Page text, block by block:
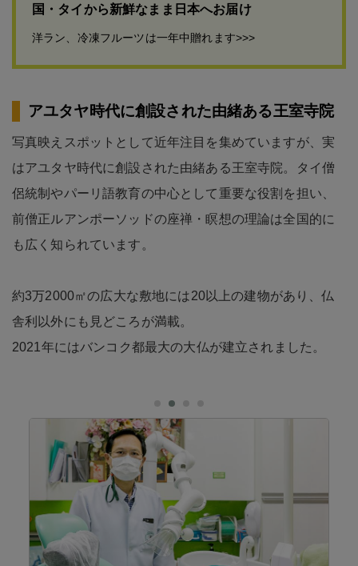
国・タイから新鮮なまま日本へお届け
洋ラン、冷凍フルーツは一年中贈れます>>>
アユタヤ時代に創設された由緒ある王室寺院
写真映えスポットとして近年注目を集めていますが、実
はアユタヤ時代に創設された由緒ある王室寺院。タイ僧
侶統制やパーリ語教育の中心として重要な役割を担い、
前僧正ルアンポーソッドの座禅・瞑想の理論は全国的に
も広く知られています。
約3万2000㎡の広大な敷地には20以上の建物があり、仏
舎利以外にも見どころが満載。
2021年にはバンコク都最大の大仏が建立されました。